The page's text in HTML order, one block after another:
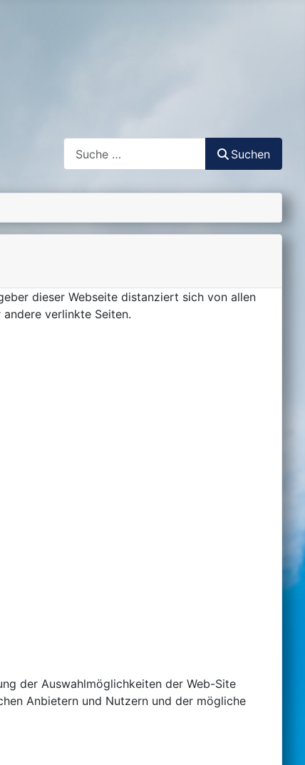
Suchen
dieser Webseite distanziert sich von allen
verlinkte Seiten.
der Auswahlmöglichkeiten der Web-Site
Anbietern und Nutzern und der mögliche